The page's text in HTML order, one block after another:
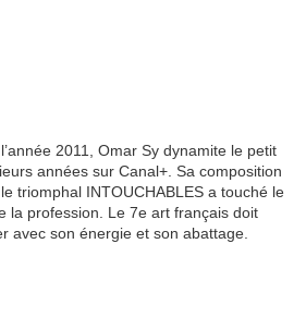
2011, Omar Sy dynamite le petit
années sur Canal+. Sa composition
triomphal INTOUCHABLES a touché le
la profession. Le 7e art français doit
avec son énergie et son abattage.